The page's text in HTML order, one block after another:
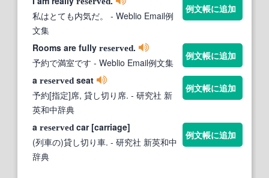
私はとても内気だ。
- Weblio Email例
文集
例文帳に追加
Rooms are fully reserved.
予約で満室です - Weblio Email例文集
例文帳に追加
a reserved seat
予約[指定]席, 貸し切り席. - 研究社 新
英和中辞典
例文帳に追加
a reserved car [carriage]
(列車の)貸し切り車. - 研究社 新英和中
辞典
例文帳に追加